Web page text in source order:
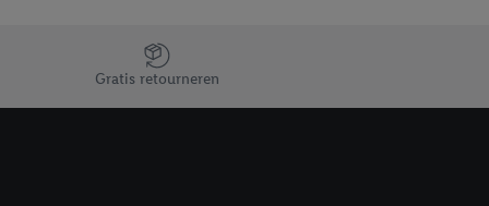
Jouw voordelen bij ons als Lidl webshop klant
Gratis retourneren